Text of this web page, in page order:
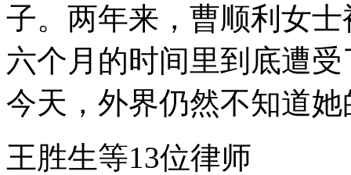
子。两年来，曹顺利女
六个月的时间里到底遭
今天，外界仍然不知道
王胜生等13位律师